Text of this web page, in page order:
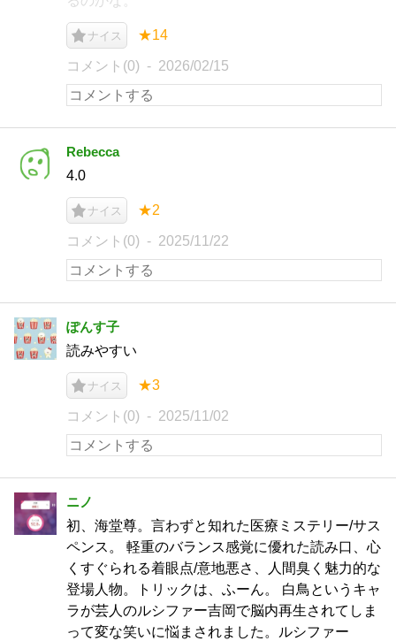
ナイス ★14
コメント(0) 2026/02/15
Rebecca
4.0
ナイス ★2
コメント(0) 2025/11/22
ぽんす子
読みやすい
ナイス ★3
コメント(0) 2025/11/02
ニノ
初、海堂尊。言わずと知れた医療ミステリー/サス
ペンス。 軽重のバランス感覚に優れた読み口、心
くすぐられる着眼点/意地悪さ、人間臭く魅力的な
登場人物。トリックは、ふーん。 白鳥というキャ
ラが芸人のルシファー吉岡で脳内再生されてしま
って変な笑いに悩まされました。ルシファー